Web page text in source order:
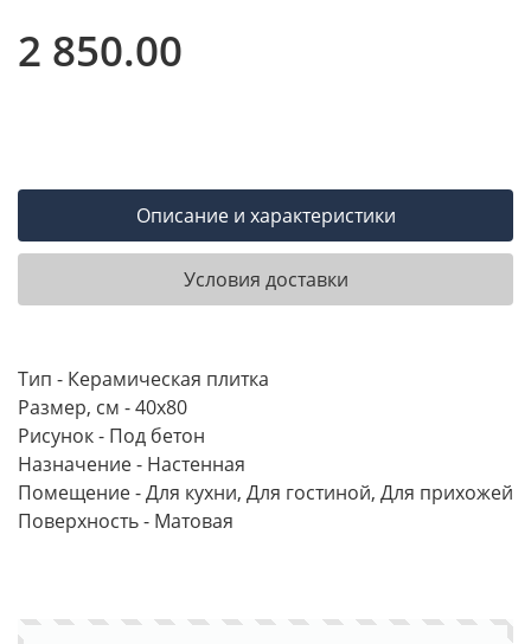
2 850.00
Описание и характеристики
Условия доставки
Тип - Керамическая плитка
Размер, см - 40х80
Рисунок - Под бетон
Назначение - Настенная
Помещение - Для кухни, Для гостиной, Для прихожей
Поверхность - Матовая